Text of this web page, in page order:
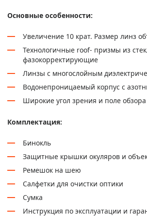
Основные особенности:
Увеличение 10 крат. Размер линз
Технологичные roof- призмы из
фазокорректирующие
Линзы с многослойным
Водонепроницаемый корпус с
Широкие угол зрения и поле обзора
Комплектация:
Бинокль
Защитные крышки окуляров и
Ремешок на шею
Салфетки для очистки оптики
Сумка
Инструкция по эксплуатации и